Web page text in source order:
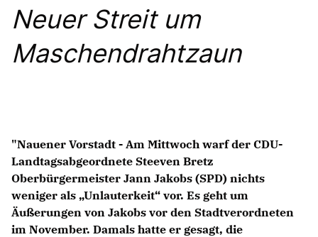
PRESSEFOTOS
MEIN BÜRGERBÜRO
Kleine Anfragen
CDU Deutschland
CDU Fraktion im Brandenburger Landtag
CDU Brandenburg
Neuer Streit um
Maschendrahtzaun
"Nauener Vorstadt - Am Mittwoch warf der CDU-
Landtagsabgeordnete Steeven Bretz
Oberbürgermeister Jann Jakobs (SPD) nichts
weniger als „Unlauterkeit“ vor. Es geht um
Äußerungen von Jakobs vor den Stadtverordneten
im November. Damals hatte er gesagt, die